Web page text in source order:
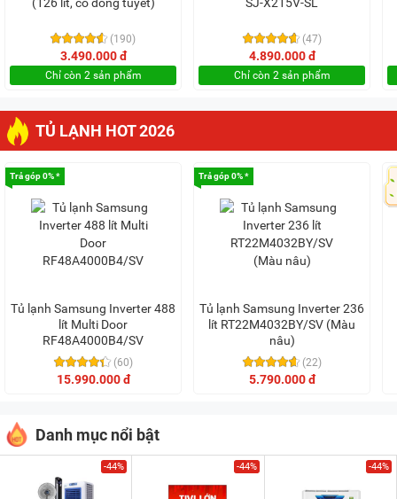
(190)
3.490.000 đ
Chỉ còn 2 sản phẩm
(47)
4.890.000 đ
Chỉ còn 2 sản phẩm
TỦ LẠNH HOT 2026
Trả góp 0% *
Tủ lạnh Samsung Inverter 488
lít Multi Door
RF48A4000B4/SV
(60)
15.990.000 đ
Trả góp 0% *
Tủ lạnh Samsung Inverter 236
lít RT22M4032BY/SV (Màu
nâu)
(22)
5.790.000 đ
Danh mục nổi bật
-44% -44% -44%